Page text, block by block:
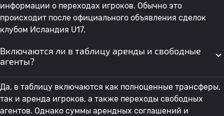
информации о переходах игроков. Обычно это
происходит после официального объявления сделок
клубом Исландия U17.
Включаются ли в таблицу аренды и свободные
агенты?
Да, в таблицу включаются как полноценные трансферы,
так и аренда игроков, а также переходы свободных
агентов. Однако суммы арендных соглашений и